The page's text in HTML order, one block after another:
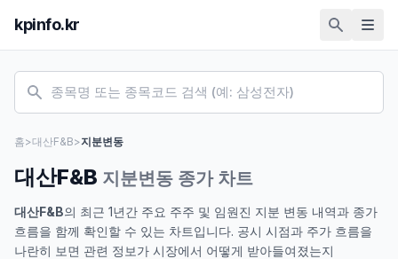
kpinfo.kr
홈>대산F&B>지분변동
대산F&B 지분변동 종가 차트
대산F&B의 최근 1년간 주요 주주 및 임원진 지분 변동 내역과 종가
흐름을 함께 확인할 수 있는 차트입니다. 공시 시점과 주가 흐름을
나란히 보면 관련 정보가 시장에서 어떻게 받아들여졌는지